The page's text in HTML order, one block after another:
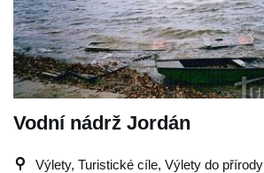
Vodní nádrž Jordán
Výlety, Turistické cíle, Výlety do přírody